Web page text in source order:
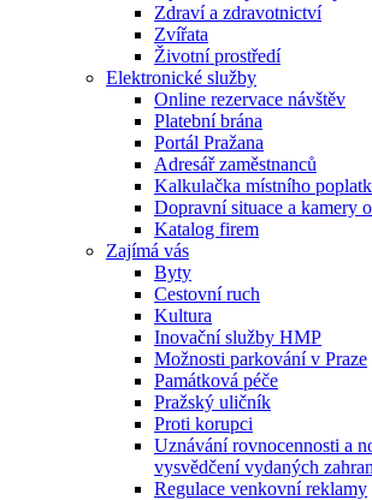
Zdraví a zdravotnictví
Zvířata
Životní prostředí
Elektronické služby
Online rezervace návštěv
Platební brána
Portál Pražana
Adresář zaměstnanců
Kalkulačka místního
Dopravní situace a kamery
Katalog firem
Zajímá vás
Byty
Cestovní ruch
Kultura
Inovační služby HMP
Možnosti parkování v Praze
Památková péče
Pražský uličník
Proti korupci
Uznávání rovnocennosti a
vysvědčení vydaných
Regulace venkovní reklamy